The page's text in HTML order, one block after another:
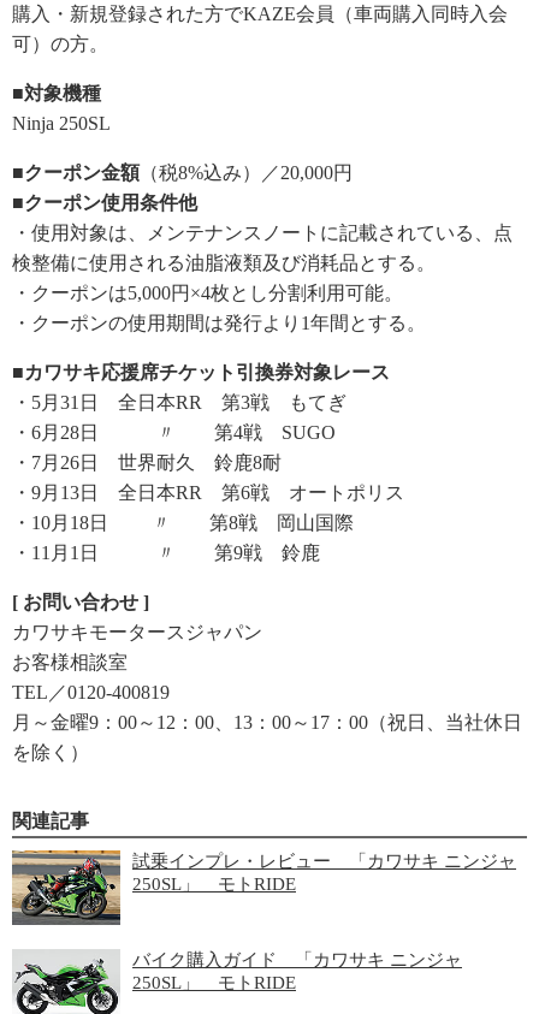
購入・新規登録された方でKAZE会員（車両購入同時入会
可）の方。
■対象機種
Ninja 250SL
■クーポン金額（税8%込み）／20,000円
■クーポン使用条件他
・使用対象は、メンテナンスノートに記載されている、点
検整備に使用される油脂液類及び消耗品とする。
・クーポンは5,000円×4枚とし分割利用可能。
・クーポンの使用期間は発行より1年間とする。
■カワサキ応援席チケット引換券対象レース
・5月31日 全日本RR 第3戦 もてぎ
・6月28日 〃 第4戦 SUGO
・7月26日 世界耐久 鈴鹿8耐
・9月13日 全日本RR 第6戦 オートポリス
・10月18日 〃 第8戦 岡山国際
・11月1日 〃 第9戦 鈴鹿
[ お問い合わせ ]
カワサキモータースジャパン
お客様相談室
TEL／0120-400819
月～金曜9：00～12：00、13：00～17：00（祝日、当社休日
を除く）
関連記事
試乗インプレ・レビュー 「カワサキ ニンジャ
250SL」 モトRIDE
バイク購入ガイド 「カワサキ ニンジャ
250SL」 モトRIDE